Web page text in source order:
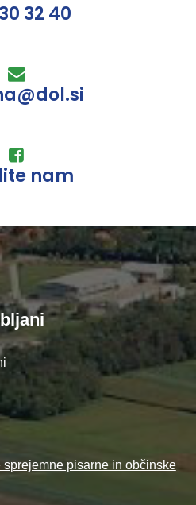
32 40
nam
sprejemne pisarne in občinske